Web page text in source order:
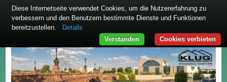
Diese Internetseite verwendet Cookies, um die Nutzererfahrung zu
verbessern und den Benutzern bestimmte Dienste und Funktionen
bereitzustellen.
Details
Cookies verbieten
Verstanden